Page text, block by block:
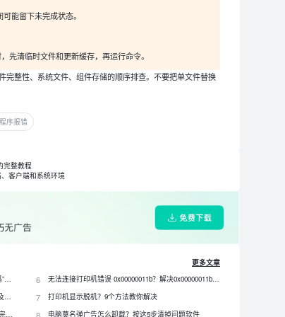
能留下未完成状态。
先清临时文件和更新缓存，再运行命令。
完整性、系统文件、组件存储的顺序排查。不要把单文件替换
程序报错
完整教程
客户端和系统环境
更多文章
电脑提示“由于找不到 qt5core.dll，无法继续执行代码”？4 招快速修复！
OpenClaw 怎么卸载？3种方法彻底删除 OpenClaw 及残留数据
OpenClaw 怎么安装？Windows、WSL2 和网关配置完整教程
6 无法连接打印机错误 0x00000011b？解决0x00000011b错误的5种方法
7 打印机显示脱机？9个方法教你解决
电脑莫名弹广告怎么卸载？按这5步清掉问题软件